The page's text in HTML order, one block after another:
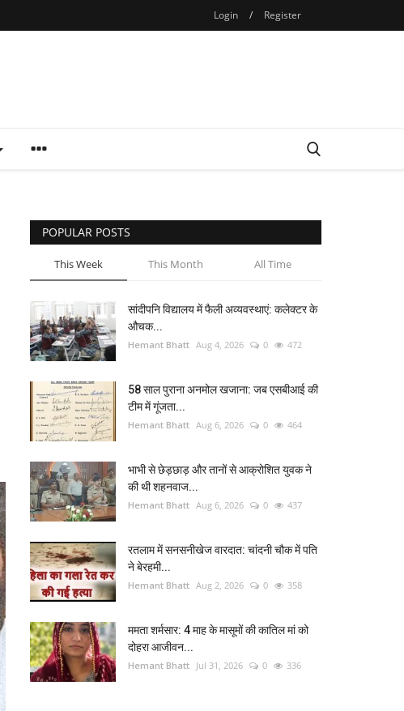
Login / Register
POPULAR POSTS
This Week This Month All Time
सांदीपनि विद्यालय में फैली अव्यवस्थाएं: कलेक्टर के
औचक...
Hemant Bhatt Aug 4, 2026 0 472
58 साल पुराना अनमोल खजाना: जब एसबीआई की
टीम में गूंजता...
Hemant Bhatt Aug 6, 2026 0 464
भाभी से छेड़छाड़ और तानों से आक्रोशित युवक ने
की थी शहनवाज...
Hemant Bhatt Aug 6, 2026 0 437
रतलाम में सनसनीखेज वारदात: चांदनी चौक में पति
ने बेरहमी...
Hemant Bhatt Aug 2, 2026 0 358
ममता शर्मसार: 4 माह के मासूमों की कातिल मां को
दोहरा आजीवन...
Hemant Bhatt Jul 31, 2026 0 336